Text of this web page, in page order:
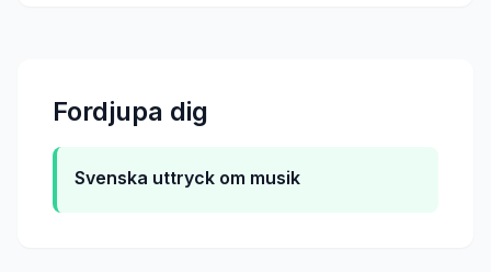
Fordjupa dig
Svenska uttryck om musik